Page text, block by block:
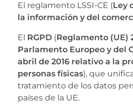
El reglamento LSSI-CE (Ley
la información y del
El RGPD (Reglamento (UE)
Parlamento Europeo y del
abril de 2016 relativo a la
personas físicas), que
tratamiento de los datos
países de la UE.